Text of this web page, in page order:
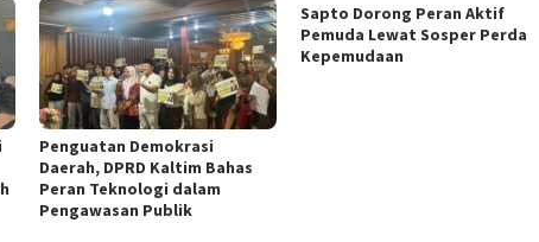
Penguatan Demokrasi
Daerah, DPRD Kaltim Bahas
Peran Teknologi dalam
Pengawasan Publik
Sapto Dorong Peran Aktif
Pemuda Lewat Sosper Perda
Kepemudaan